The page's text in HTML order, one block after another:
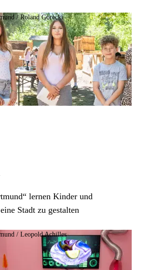
/ Roland Gorecki
lernen Kinder und
Stadt zu gestalten
/ Leopold Achilles